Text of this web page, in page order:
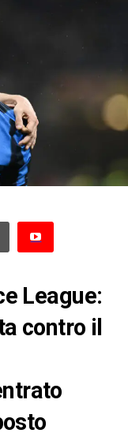
League:
contro il